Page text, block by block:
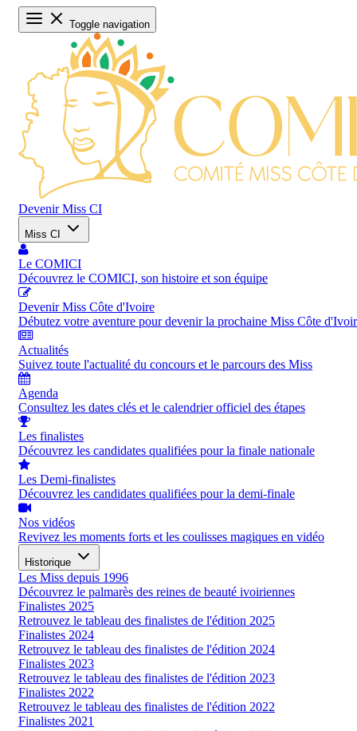
Toggle navigation
Devenir Miss CI
Miss CI
Le COMICI
Découvrez le COMICI, son histoire et son équipe
Devenir Miss Côte d'Ivoire
Débutez votre aventure pour devenir la prochaine Miss Côte
Actualités
Suivez toute l'actualité du concours et le parcours des Miss
Agenda
Consultez les dates clés et le calendrier officiel des étapes
Les finalistes
Découvrez les candidates qualifiées pour la finale nationale
Les Demi-finalistes
Découvrez les candidates qualifiées pour la demi-finale
Nos vidéos
Revivez les moments forts et les coulisses magiques en vidéo
Historique
Les Miss depuis 1996
Découvrez le palmarès des reines de beauté ivoiriennes
Finalistes 2025
Retrouvez le tableau des finalistes de l'édition 2025
Finalistes 2024
Retrouvez le tableau des finalistes de l'édition 2024
Finalistes 2023
Retrouvez le tableau des finalistes de l'édition 2023
Finalistes 2022
Retrouvez le tableau des finalistes de l'édition 2022
Finalistes 2021